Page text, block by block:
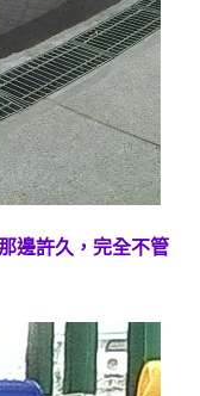
邊許久，完全不管